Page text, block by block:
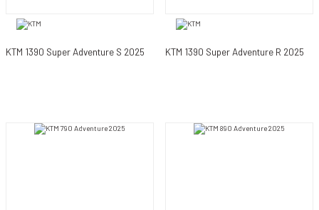
KTM 1390 Super Adventure S 2025 KTM 1390 Super Adventure R 2025